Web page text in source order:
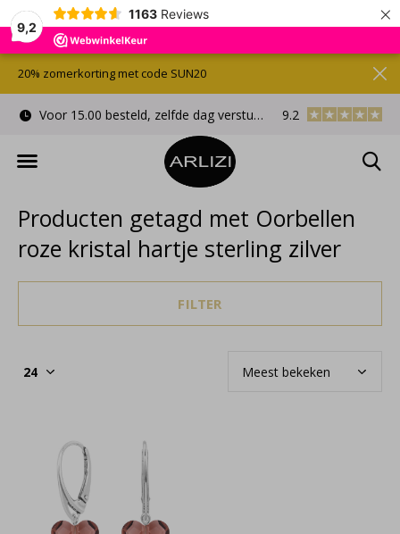
9,2
1163 Reviews ×
Voor 15.00 besteld, zelfde dag verstuurd Gratis
9.2
20% zomerkorting met code SUN20
Producten getagd met Oorbellen
roze kristal hartje sterling zilver
FILTER